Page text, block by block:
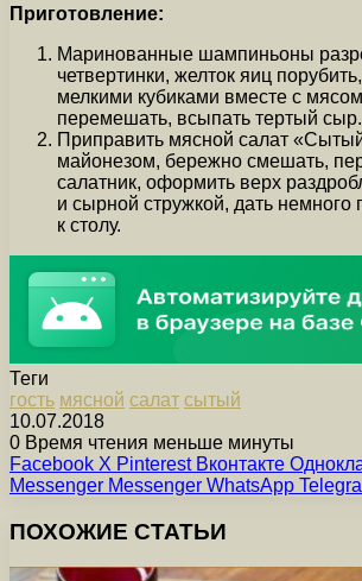
Приготовление:
Маринованные шампиньоны
четвертинки, желток яиц
мелкими кубиками вместе с
перемешать, всыпать тертый сыр.
Приправить мясной салат
майонезом, бережно смешать,
салатник, оформить верх
и сырной стружкой, дать немного
к столу.
Теги
гость мясной салат сытый
10.07.2018
0 Время чтения меньше минуты
Facebook X Pinterest Вконтакте
Messenger Messenger WhatsApp
ПОХОЖИЕ СТАТЬИ